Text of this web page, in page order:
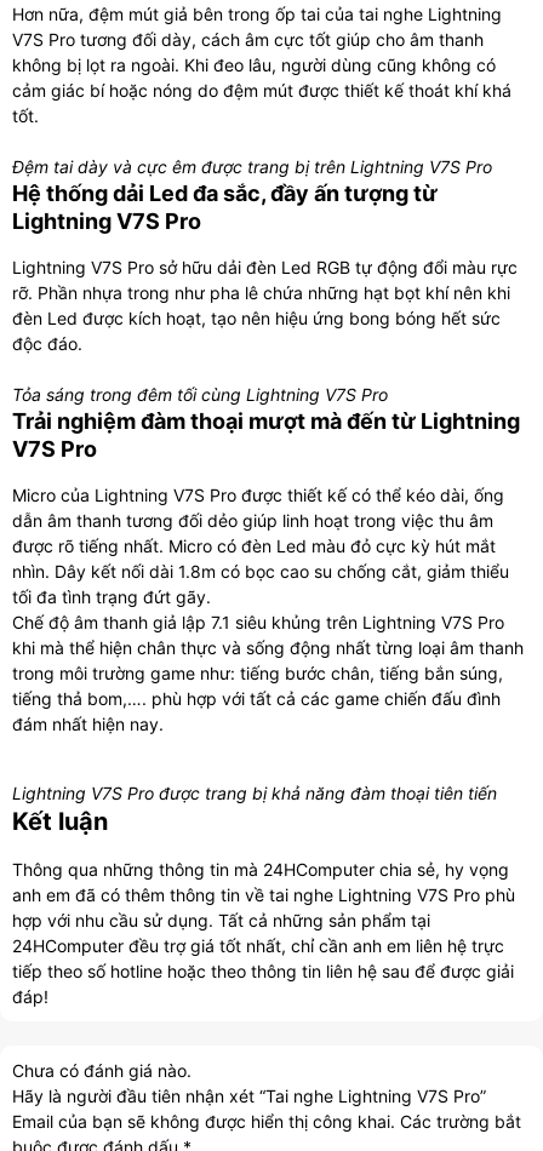
Hơn nữa, đệm mút giả bên trong ốp tai của tai nghe Lightning
V7S Pro tương đối dày, cách âm cực tốt giúp cho âm thanh
không bị lọt ra ngoài. Khi đeo lâu, người dùng cũng không có
cảm giác bí hoặc nóng do đệm mút được thiết kế thoát khí khá
tốt.
Đệm tai dày và cực êm được trang bị trên Lightning V7S Pro
Hệ thống dải Led đa sắc, đầy ấn tượng từ
Lightning V7S Pro
Lightning V7S Pro sở hữu dải đèn Led RGB tự động đổi màu rực
rỡ. Phần nhựa trong như pha lê chứa những hạt bọt khí nên khi
đèn Led được kích hoạt, tạo nên hiệu ứng bong bóng hết sức
độc đáo.
Tỏa sáng trong đêm tối cùng Lightning V7S Pro
Trải nghiệm đàm thoại mượt mà đến từ Lightning
V7S Pro
Micro của Lightning V7S Pro được thiết kế có thể kéo dài, ống
dẫn âm thanh tương đối dẻo giúp linh hoạt trong việc thu âm
được rõ tiếng nhất. Micro có đèn Led màu đỏ cực kỳ hút mắt
nhìn. Dây kết nối dài 1.8m có bọc cao su chống cắt, giảm thiểu
tối đa tình trạng đứt gãy.
Chế độ âm thanh giả lập 7.1 siêu khủng trên Lightning V7S Pro
khi mà thể hiện chân thực và sống động nhất từng loại âm thanh
trong môi trường game như: tiếng bước chân, tiếng bắn súng,
tiếng thả bom,…. phù hợp với tất cả các game chiến đấu đình
đám nhất hiện nay.
Lightning V7S Pro được trang bị khả năng đàm thoại tiên tiến
Kết luận
Thông qua những thông tin mà 24HComputer chia sẻ, hy vọng
anh em đã có thêm thông tin về tai nghe Lightning V7S Pro phù
hợp với nhu cầu sử dụng. Tất cả những sản phẩm tại
24HComputer đều trợ giá tốt nhất, chỉ cần anh em liên hệ trực
tiếp theo số hotline hoặc theo thông tin liên hệ sau để được giải
đáp!
Chưa có đánh giá nào.
Hãy là người đầu tiên nhận xét “Tai nghe Lightning V7S Pro”
Email của bạn sẽ không được hiển thị công khai. Các trường bắt
buộc được đánh dấu *